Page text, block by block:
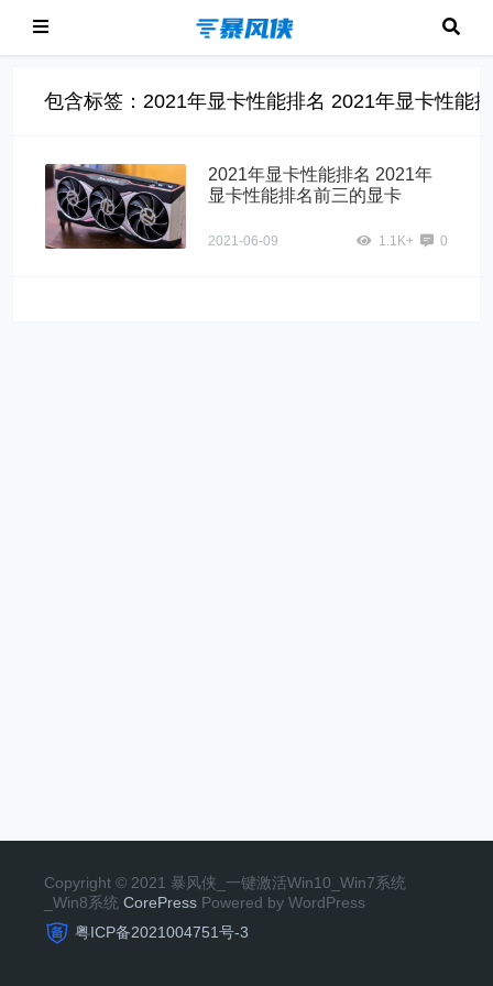
包含标签：2021年显卡性能排名 2021年显卡性能
2021年显卡性能排名 2021年
显卡性能排名前三的显卡
2021-06-09 1.1K+ 0
Copyright © 2021 暴风侠_一键激活Win10_Win7系统
_Win8系统 CorePress Powered by WordPress
粤ICP备2021004751号-3